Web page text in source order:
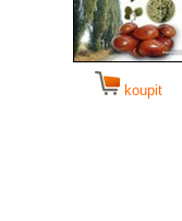
koupit